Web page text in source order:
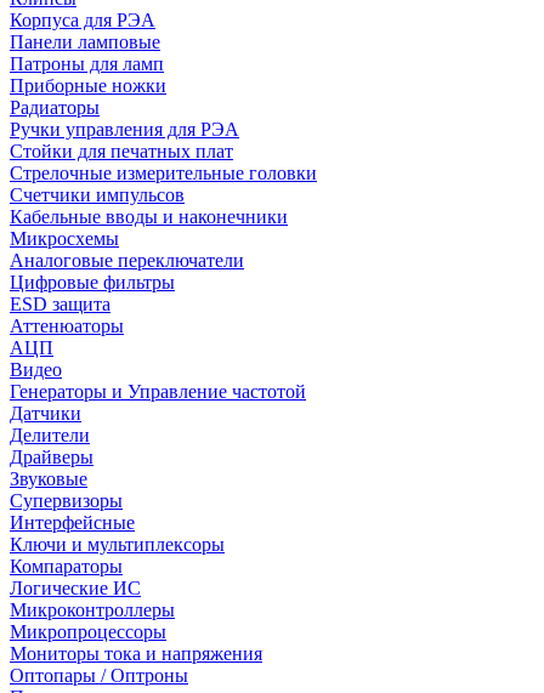
Корпуса для РЭА
Панели ламповые
Патроны для ламп
Приборные ножки
Радиаторы
Ручки управления для РЭА
Стойки для печатных плат
Стрелочные измерительные головки
Счетчики импульсов
Кабельные вводы и наконечники
Микросхемы
Аналоговые переключатели
Цифровые фильтры
ESD защита
Аттенюаторы
АЦП
Видео
Генераторы и Управление частотой
Датчики
Делители
Драйверы
Звуковые
Супервизоры
Интерфейсные
Ключи и мультиплексоры
Компараторы
Логические ИС
Микроконтроллеры
Микропроцессоры
Мониторы тока и напряжения
Оптопары / Оптроны